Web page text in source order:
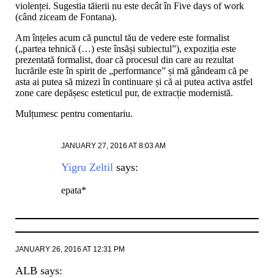
violenței. Sugestia tăierii nu este decât în Five days of work
(când ziceam de Fontana).
Am înțeles acum că punctul tău de vedere este formalist
(„partea tehnică (…) este însăși subiectul”), expoziția este
prezentată formalist, doar că procesul din care au rezultat
lucrările este în spirit de „performance” și mă gândeam că pe
asta ai putea să mizezi în continuare și că ai putea activa astfel
zone care depășesc esteticul pur, de extracție modernistă.
Mulțumesc pentru comentariu.
JANUARY 27, 2016 AT 8:03 AM
Yigru Zeltil says:
epata*
JANUARY 26, 2016 AT 12:31 PM
ALB says: